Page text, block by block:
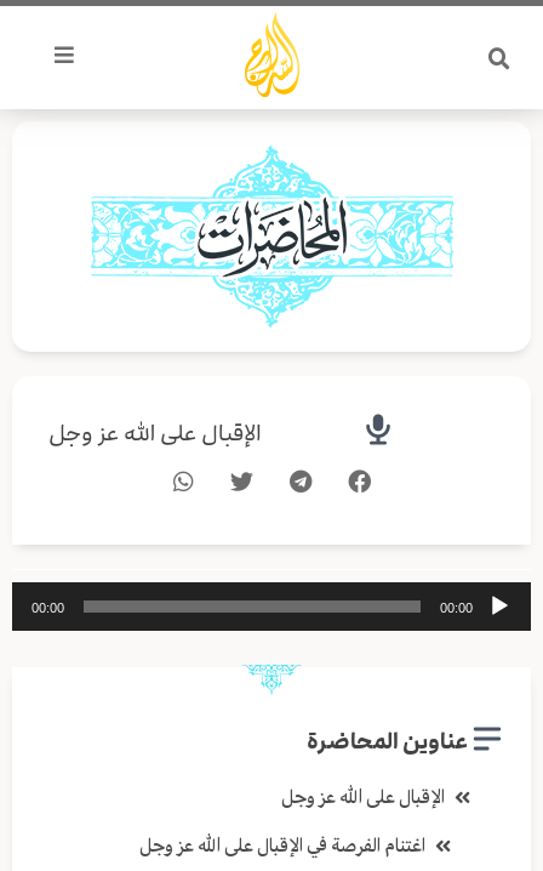
تخطي
المحتوى
الإقبال على الله عز وجل
مشغل
الصوت
00:00
00:00
عناوين المحاضرة
الإقبال على الله عز وجل
اغتنام الفرصة في الإقبال على الله عز وجل